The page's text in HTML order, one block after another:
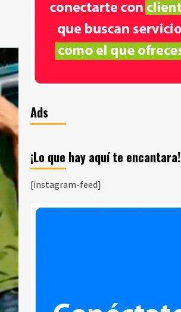
Ads
¡Lo que hay aquí te encantara!
[instagram-feed]